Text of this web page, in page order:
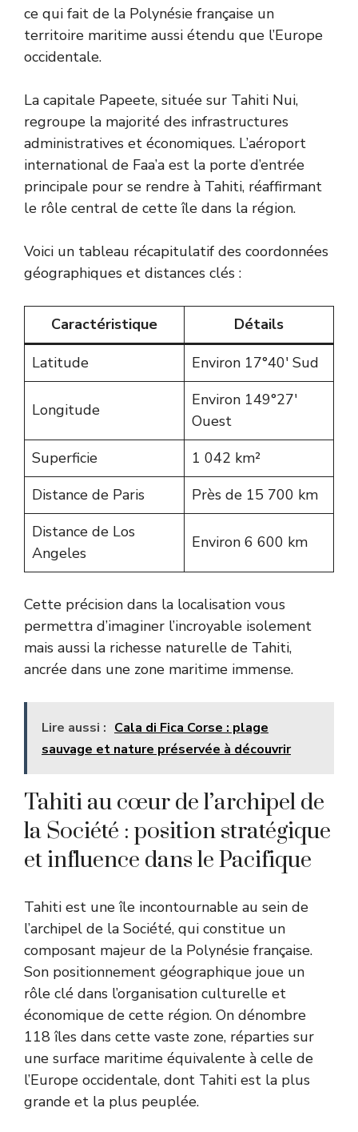
ce qui fait de la Polynésie française un
territoire maritime aussi étendu que l’Europe
occidentale.
La capitale Papeete, située sur Tahiti Nui,
regroupe la majorité des infrastructures
administratives et économiques. L’aéroport
international de Faa’a est la porte d’entrée
principale pour se rendre à Tahiti, réaffirmant
le rôle central de cette île dans la région.
Voici un tableau récapitulatif des coordonnées
géographiques et distances clés :
Caractéristique
Détails
Latitude
Environ 17°40′ Sud
Longitude
Environ 149°27′
Ouest
Superficie
1 042 km²
Distance de Paris
Près de 15 700 km
Distance de Los
Angeles
Environ 6 600 km
Cette précision dans la localisation vous
permettra d’imaginer l’incroyable isolement
mais aussi la richesse naturelle de Tahiti,
ancrée dans une zone maritime immense.
Lire aussi : Cala di Fica Corse : plage
sauvage et nature préservée à découvrir
Tahiti au cœur de l’archipel de
la Société : position stratégique
et influence dans le Pacifique
Tahiti est une île incontournable au sein de
l’archipel de la Société, qui constitue un
composant majeur de la Polynésie française.
Son positionnement géographique joue un
rôle clé dans l’organisation culturelle et
économique de cette région. On dénombre
118 îles dans cette vaste zone, réparties sur
une surface maritime équivalente à celle de
l’Europe occidentale, dont Tahiti est la plus
grande et la plus peuplée.